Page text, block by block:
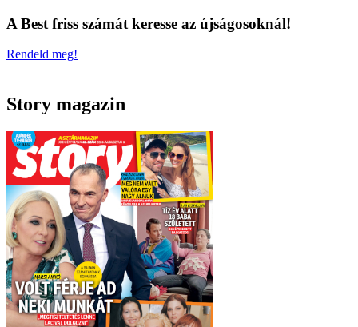
A Best friss számát keresse az újságosoknál!
Rendeld meg!
Story magazin